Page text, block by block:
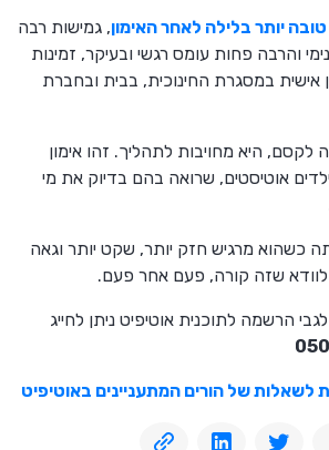
יותר בלילה לאחר האימון, גמישות רבה
והרבה פחות עומס רגשי ובעיקר, זמינות
אישית במסגרת החינוכית, בבית ובחברת
לקסם, היא מחויבות לתהליך. זהו אימון
אוטיסטים, שרואה בהם בדיוק את מי
כשהוא מרגיש חזק יותר, שקט יותר וגאה
לוודא שזה קורה, פעם אחר פעם.
הרשמה לתוכנית אוטיפיט ניתן לחייג
לשאלות של הורים המתעניינים באוטיפיט